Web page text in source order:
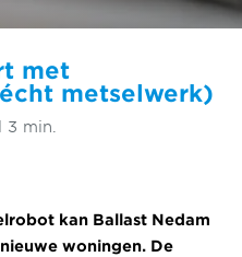
met
metselwerk)
3 min.
kan Ballast Nedam
woningen. De